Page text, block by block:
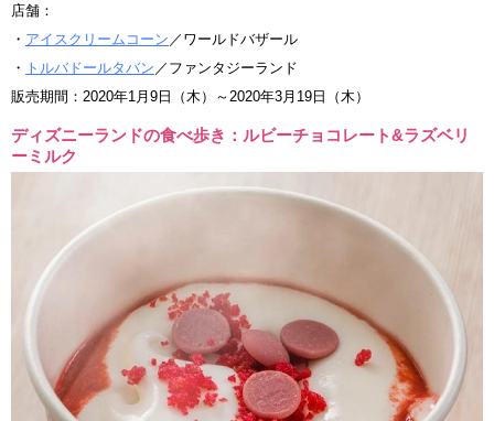
店舗：
・ アイスクリームコーン ／ワールドバザール
・ トルバドールタバン ／ファンタジーランド
販売期間：2020年1月9日（木）～2020年3月19日（木）
ディズニーランドの食べ歩き：ルビーチョコレート&ラズベリ
ーミルク